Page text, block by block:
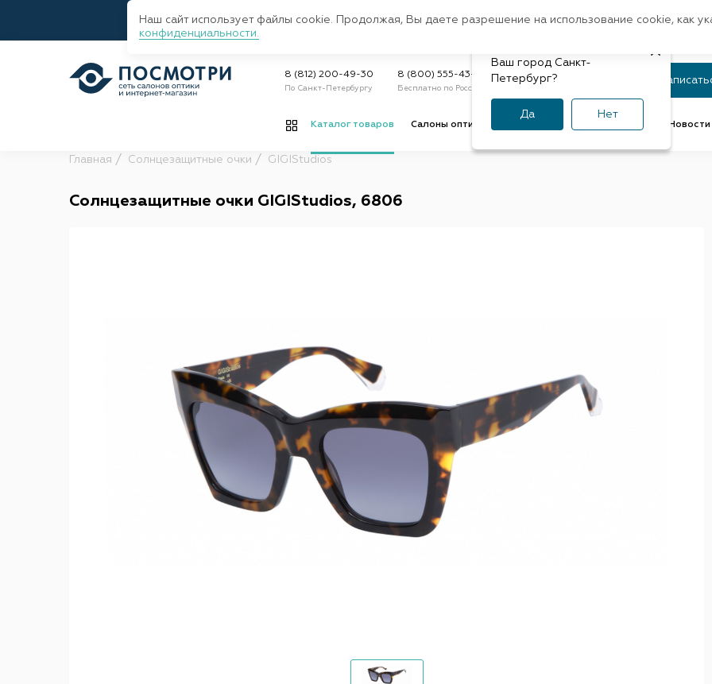
Регион:Санкт-Петербург Быстрая
8 (812) 200-49-30
По Санкт-Петербургу
8 (800) 555-43-47
Бесплатно по России
Статус заказа
Каталог товаров Салоны оптики Новости
Главная Солнцезащитные очки GIGIStudios
Солнцезащитные очки GIGIStudios, 6806
Ваш город Санкт-
Петербург?
Да Нет
Наш сайт использует файлы cookie. Продолжая, Вы даете разрешение на использование cookie, как
конфиденциальности.